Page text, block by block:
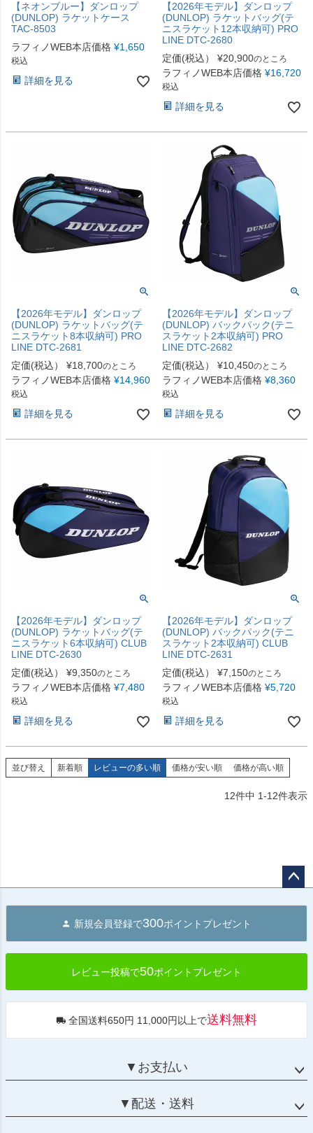
【ネオンブルー】ダンロップ
(DUNLOP) ラケットケース
TAC-8503
ラフィノWEB本店価格 ¥1,650
税込
詳細を見る
【2026年モデル】ダンロップ
(DUNLOP) ラケットバッグ(テ
ニスラケット12本収納可) PRO
LINE DTC-2680
定価(税込）
¥20,900のところ
ラフィノWEB本店価格 ¥16,720
税込
詳細を見る
【2026年モデル】ダンロップ
(DUNLOP) ラケットバッグ(テ
ニスラケット8本収納可) PRO
LINE DTC-2681
定価(税込）
¥18,700のところ
ラフィノWEB本店価格 ¥14,960
税込
詳細を見る
【2026年モデル】ダンロップ
(DUNLOP) バックパック(テニ
スラケット2本収納可) PRO
LINE DTC-2682
定価(税込）
¥10,450のところ
ラフィノWEB本店価格 ¥8,360
税込
詳細を見る
【2026年モデル】ダンロップ
(DUNLOP) ラケットバッグ(テ
ニスラケット6本収納可) CLUB
LINE DTC-2630
定価(税込）
¥9,350のところ
ラフィノWEB本店価格 ¥7,480
税込
詳細を見る
【2026年モデル】ダンロップ
(DUNLOP) バックパック(テニ
スラケット2本収納可) CLUB
LINE DTC-2631
定価(税込）
¥7,150のところ
ラフィノWEB本店価格 ¥5,720
税込
詳細を見る
並び替え 新着順 レビューの多い順 価格が安い順 価格が高い順
12件中 1-12件表示
へ
新規会員登録で300ポイントプレゼント
レビュー投稿で50ポイントプレゼント
全国送料650円 11,000円以上で送料無料
▼お支払い
▼配送・送料